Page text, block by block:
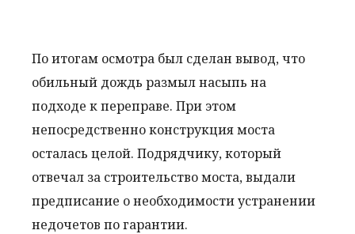
По итогам осмотра был сделан вывод, что
обильный дождь размыл насыпь на
подходе к переправе. При этом
непосредственно конструкция моста
осталась целой. Подрядчику, который
отвечал за строительство моста, выдали
предписание о необходимости устранении
недочетов по гарантии.